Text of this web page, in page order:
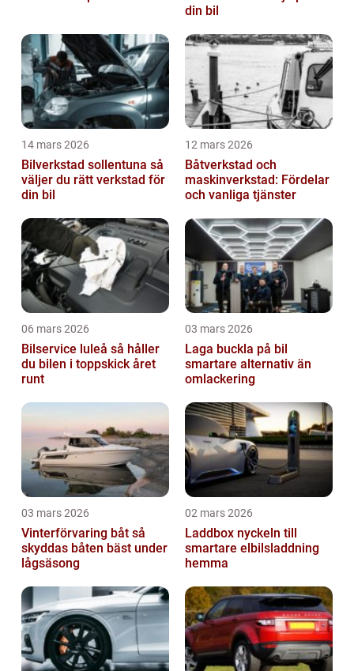
din bil
14 mars 2026
Bilverkstad sollentuna så
väljer du rätt verkstad för
din bil
12 mars 2026
Båtverkstad och
maskinverkstad: Fördelar
och vanliga tjänster
06 mars 2026
Bilservice luleå så håller
du bilen i toppskick året
runt
03 mars 2026
Laga buckla på bil
smartare alternativ än
omlackering
03 mars 2026
Vinterförvaring båt så
skyddas båten bäst under
lågsäsong
02 mars 2026
Laddbox nyckeln till
smartare elbilsladdning
hemma